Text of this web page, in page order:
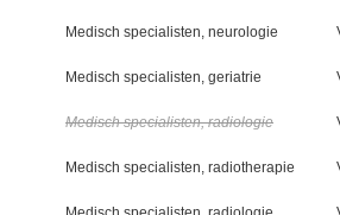
Medisch specialisten, neurologie
Medisch specialisten, geriatrie
Medisch specialisten, radiologie
Medisch specialisten, radiotherapie